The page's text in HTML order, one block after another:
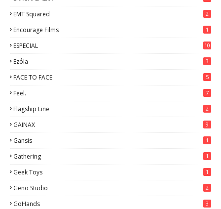
EMT Squared 2
Encourage Films 1
ESPECIAL
10
Ezόla 3
FACE TO FACE 5
Feel. 7
Flagship Line 2
GAINAX 9
Gansis 1
Gathering 1
Geek Toys 1
Geno Studio 2
GoHands 3